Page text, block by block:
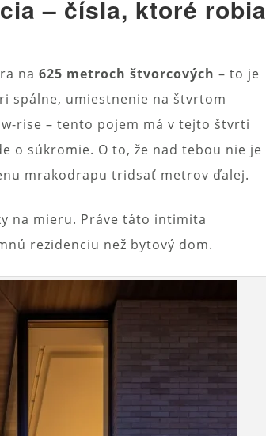
– čísla, ktoré robia
na 625 metroch štvorcových – to je
spálne, umiestnenie na štvrtom
rise – tento pojem má v tejto štvrti
o súkromie. O to, že nad tebou nie je
mrakodrapu tridsať metrov ďalej.
na mieru. Práve táto intimita
rezidenciu než bytový dom.